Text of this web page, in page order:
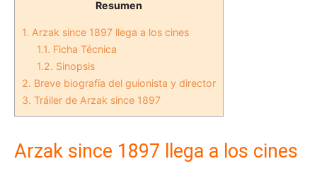
Resumen
1. Arzak since 1897 llega a los cines
1.1. Ficha Técnica
1.2. Sinopsis
2. Breve biografía del guionista y director
3. Tráiler de Arzak since 1897
Arzak since 1897 llega a los cines